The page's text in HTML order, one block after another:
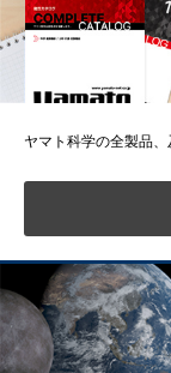
ヤマト科学の全製品